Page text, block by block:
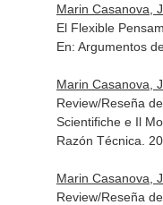
Marin Casanova,
El Flexible
En: Argumentos
Marin Casanova,
Review/Reseña
Scientifiche e Il
Razón Técnica .
Marin Casanova,
Review/Reseña